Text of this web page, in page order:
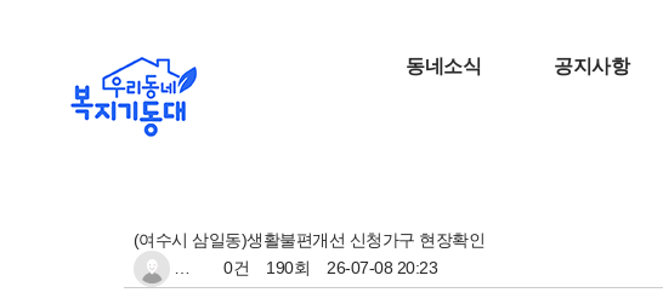
동네소식 공지사항
(여수시 삼일동)생활불편개선 신청가구 현장확인
0건 190회 26-07-08 20:23